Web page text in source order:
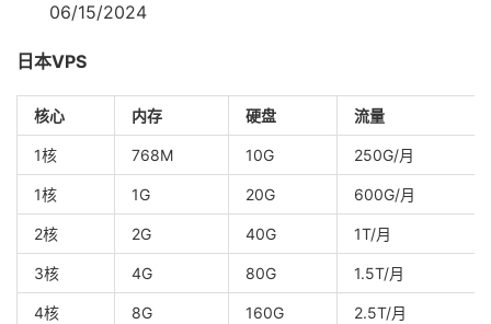
06/15/2024
日本VPS
核心 内存 硬盘 流量
1核 768M 10G 250G/月
1核 1G 20G 600G/月
2核 2G 40G 1T/月
3核 4G 80G 1.5T/月
4核 8G 160G 2.5T/月